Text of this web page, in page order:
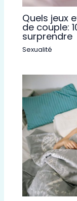
Quels jeux
de couple:
surprendre
Sexualité